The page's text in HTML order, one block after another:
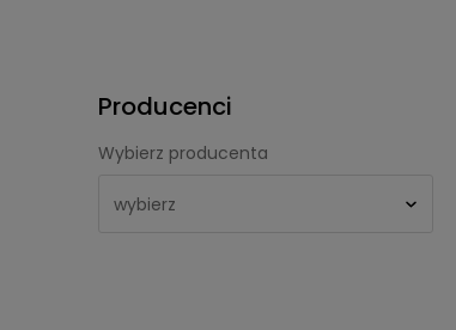
Producenci
Wybierz producenta